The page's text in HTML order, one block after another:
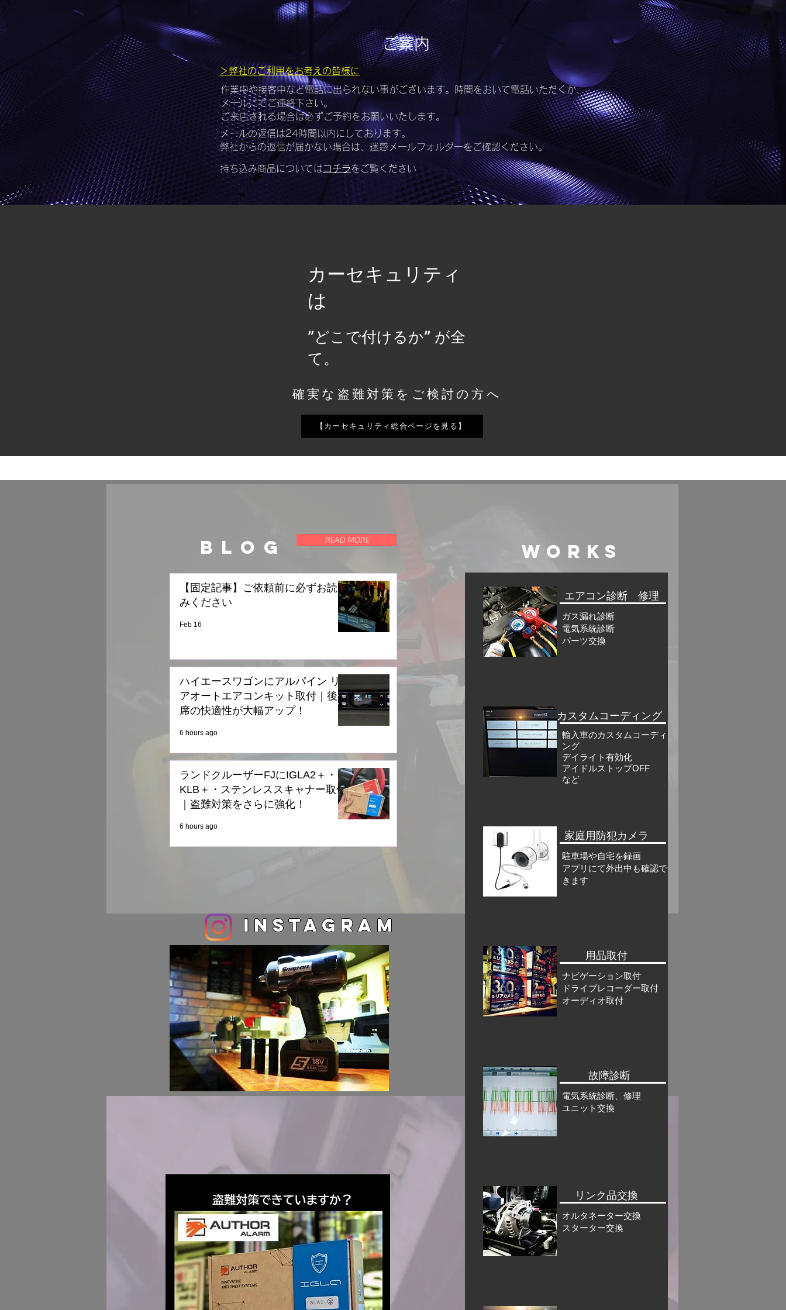
ご案内
＞弊社のご利用をお考えの皆様に
作業中や接客中など電話に出られない事がございます。時間をおいて電話いただくか、
メールにてご連絡下さい。
ご来店される場合は必ずご予約をお願いいたします。
​メールの返信は24時間以内にしております。
​弊社からの返信が届かない場合は、迷惑メールフォルダーをご確認ください。
​持ち込み商品についてはコチラをご覧ください
​カーセキュリティ
は
”どこで付けるか” が全
て。
確実な盗難対策をご検討の方へ
【カーセキュリティ総合ページを見る】
エアコン診断 修理
ガス漏れ診断
電気系統診断
​パーツ交換
カスタムコーディング
輸入車のカスタムコーディ
ング
デイライト有効化
アイドルストップOFF
​など
家庭用防犯カメラ
駐車場や自宅を録画
​アプリにて外出中も確認で
きます
用品取付
ナビゲーション取付
​ドライブレコーダー取付
オーディオ取付
​ 故障診断
電気系統診断、修理
​ユニット交換
リンク品交換
オルタネーター交換
​スターター交換
【固定記事】ご依頼前に必ずお読
みください
Feb 16
ハイエースワゴンにアルパイン リ
アオートエアコンキット取付｜後
席の快適性が大幅アップ！
6 hours ago
ランドクルーザーFJにIGLA2＋・
KLB＋・ステンレススキャナー取付
｜盗難対策をさらに強化！
6 hours ago
BLOG WORKS
INSTAGRAM
READ MORE